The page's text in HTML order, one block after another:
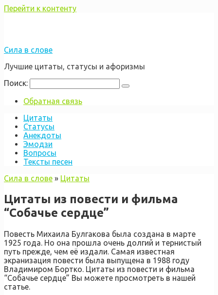
Перейти к контенту
Сила в слове
Лучшие цитаты, статусы и афоризмы
Поиск:
Обратная связь
Цитаты
Статусы
Анекдоты
Эмодзи
Вопросы
Тексты песен
Сила в слове » Цитаты
Цитаты из повести и фильма
“Собачье сердце”
Повесть Михаила Булгакова была создана в марте
1925 года. Но она прошла очень долгий и тернистый
путь прежде, чем её издали. Самая известная
экранизация повести была выпущена в 1988 году
Владимиром Бортко. Цитаты из повести и фильма
“Собачье сердце” Вы можете просмотреть в нашей
статье.